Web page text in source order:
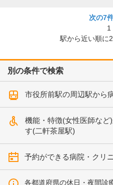
次の7
1
駅から近い順に
別の条件で検索
市役所前駅の周辺駅から
機能・特徴(女性医師な
す(二軒茶屋駅)
予約ができる病院・クリ
各都道府県の休日・夜間診